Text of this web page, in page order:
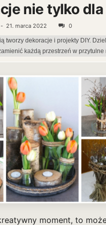
nie tylko
- 21. marca 2022 0
tworzy dekoracje i projekty DIY.
każdą przestrzeń w przytulne
moment, to